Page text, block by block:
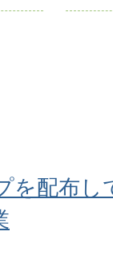
を配布し